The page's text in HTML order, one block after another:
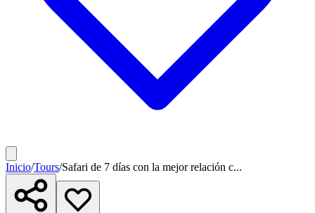
Inicio/Tours/Safari de 7 días con la mejor relación c...